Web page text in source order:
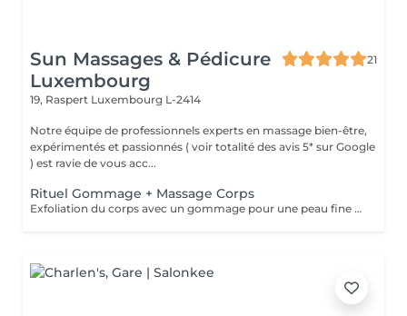
Sun Massages & Pédicure
Luxembourg
21
19, Raspert Luxembourg L-2414
Notre équipe de professionnels experts en massage bien-être,
expérimentés et passionnés ( voir totalité des avis 5* sur Google
) est ravie de vous acc...
Rituel Gommage + Massage Corps
Exfoliation du corps avec un gommage pour une peau fine et éclatante. Le gommage élimine les cellules mortes et les rugosités. Pour un bronzage uniforme et durable, ce soin est recommandé avant et après les expositions au soleil mais aussi en toutes saisons, pour une peau douce et souple toute l'année. Ce rituel comprend un gommage de 30 min + douche, suivi d'un massage bien-être corps d'1h ou 1h30, pour vous procurer une détente totale et de par son action hydratante laissera à votre peau un toucher satiné et velouté.